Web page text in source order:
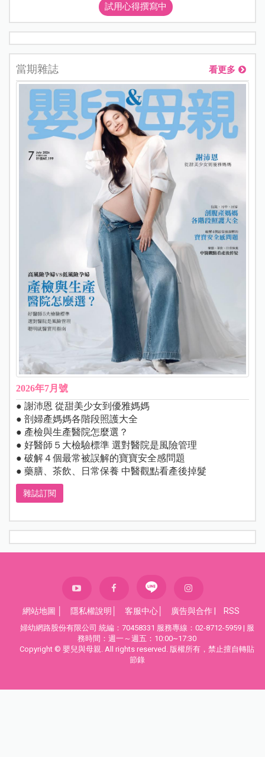
試用心得撰寫中
當期雜誌 看更多
2026年7月號
● 謝沛恩 從甜美少女到優雅媽媽
● 剖婦產媽媽各階段照護大全
● 產檢與生產醫院怎麼選？
● 好醫師５大檢驗標準 選對醫院是風險管理
● 破解４個最常被誤解的寶寶安全感問題
● 藥膳、茶飲、日常保養 中醫觀點看產後掉髮
雜誌訂閱
網站地圖 隱私權說明 客服中心 廣告與合作 RSS
婦幼網路股份有限公司 統編：70458331 服務專線：02-8712-5959 | 服
務時間：週一～週五：10:00~17:30
Copyright © 嬰兒與母親. All rights reserved. 版權所有，禁止擅自轉貼
節錄